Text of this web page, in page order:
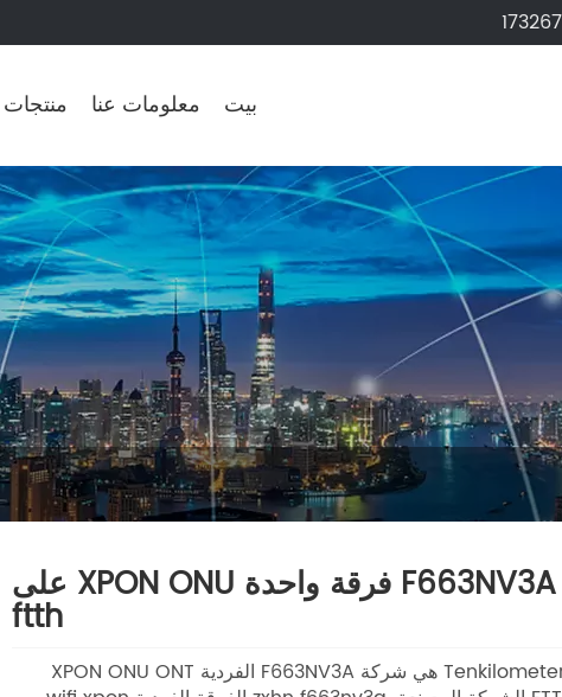
بيت معلومات عنا منتجات
F663NV3A فرقة واحدة XPON ONU على
ftth
Tenkilometers هي شركة F663NV3A الفردية XPON ONU ONT